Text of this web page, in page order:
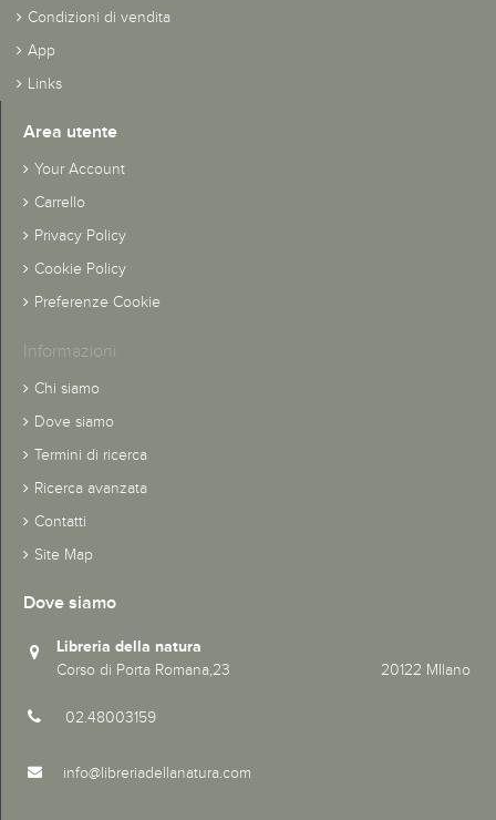
Condizioni di vendita
App
Links
Area utente
Your Account
Carrello
Privacy Policy
Cookie Policy
Preferenze Cookie
Informazioni
Chi siamo
Dove siamo
Termini di ricerca
Ricerca avanzata
Contatti
Site Map
Dove siamo
Libreria della natura
Corso di Porta Romana,23 20122 MIlano
02.48003159
info@libreriadellanatura.com